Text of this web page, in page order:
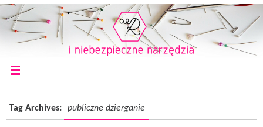
Tag Archives: publiczne dzierganie